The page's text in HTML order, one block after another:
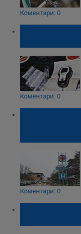
Коментари: 0
Коментари: 0
Коментари: 0